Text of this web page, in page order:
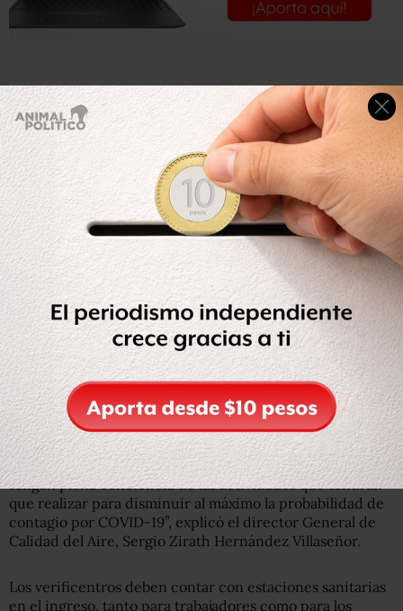
La jefa de gobierno, Claudia Sheinbaum, dijo en junio que
sin importar el color que tenga el semáforo, el 10 de
agosto se reabrirán los verificentros.
Marina Robles García, secretaria de Medio Ambiente,
señaló que en este nuevo periodo se tendrán que
verificar los vehículos “que no hayan obtenido su
certificado de verificación vehicular en el periodo en el
que estuvieron abiertos” y los que no verificaron cuando
les correspondía.
Los verificentros cerraron el pasado 25 de marzo por la
contingencia del COVID-19.
El personal de los Centros de Verificación debe tomar y
aprobar un curso a través de la página del IMSS, previa
reapertura.
“Con lo cual tendremos certeza de que las personas
tengan plena conciencia de las actividades que tendrán
que realizar para disminuir al máximo la probabilidad de
contagio por COVID-19”, explicó el director General de
Calidad del Aire, Sergio Zirath Hernández Villaseñor.
Los verificentros deben contar con estaciones sanitarias
en el ingreso, tanto para trabajadores como para los